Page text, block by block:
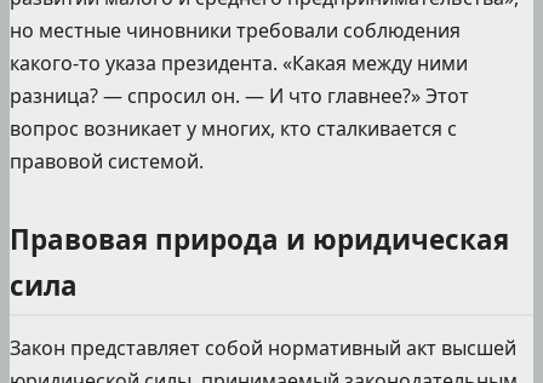
но местные чиновники требовали соблюдения
какого-то указа президента. «Какая между ними
разница? — спросил он. — И что главнее?» Этот
вопрос возникает у многих, кто сталкивается с
правовой системой.
Правовая природа и юридическая
сила
Закон представляет собой нормативный акт высшей